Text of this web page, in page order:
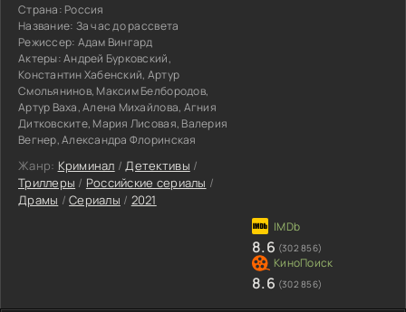
Страна: Россия
Название: За час до рассвета
Режиссер: Адам Вингард
Актеры:Андрей Бурковский,
Константин Хабенский, Артур
Смольянинов, Максим Белбородов,
Артур Ваха, Алена Михайлова, Агния
Дитковските, Мария Лисовая, Валерия
Вегнер, Александра Флоринская
Жанр: Криминал /Детективы /
Триллеры / Российские сериалы /
Драмы /Сериалы / 2021
8.6 (302 856)
8.6 (302 856)